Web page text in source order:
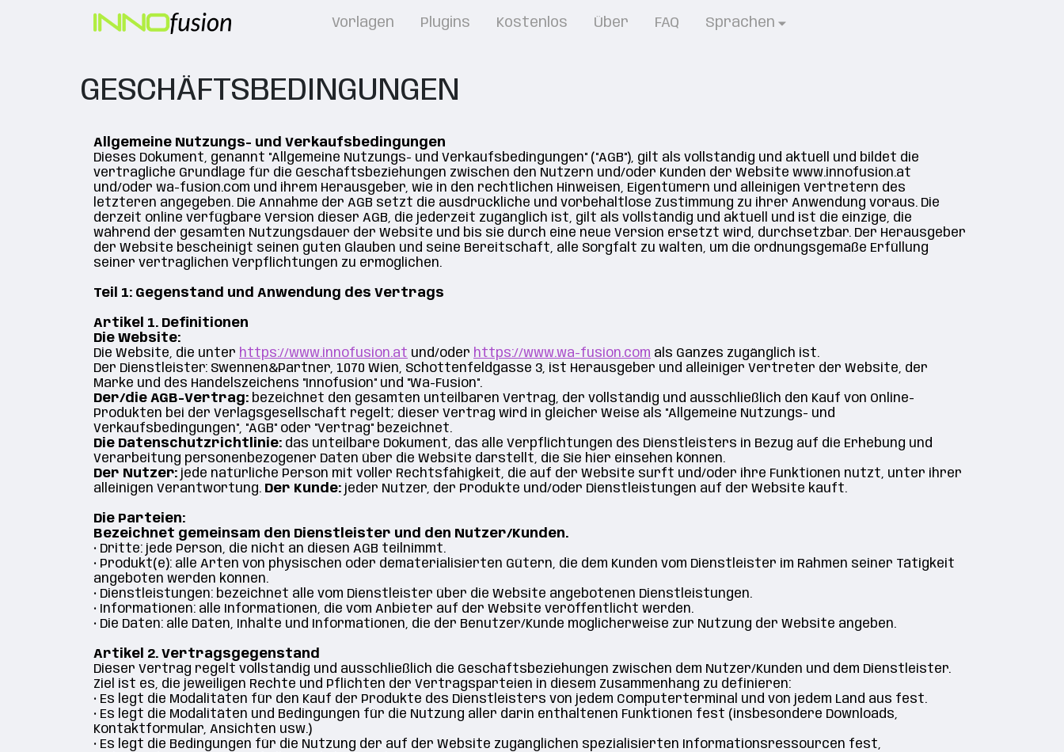
Vorlagen Plugins Kostenlos Über FAQ Sprachen
GESCHÄFTSBEDINGUNGEN
Allgemeine Nutzungs- und Verkaufsbedingungen
Dieses Dokument, genannt "Allgemeine Nutzungs- und Verkaufsbedingungen" ("AGB"), gilt als vollständig und aktuell und bildet die
vertragliche Grundlage für die Geschäftsbeziehungen zwischen den Nutzern und/oder Kunden der Website www.innofusion.at
und/oder wa-fusion.com und ihrem Herausgeber, wie in den rechtlichen Hinweisen, Eigentümern und alleinigen Vertretern des
letzteren angegeben. Die Annahme der AGB setzt die ausdrückliche und vorbehaltlose Zustimmung zu ihrer Anwendung voraus. Die
derzeit online verfügbare Version dieser AGB, die jederzeit zugänglich ist, gilt als vollständig und aktuell und ist die einzige, die
während der gesamten Nutzungsdauer der Website und bis sie durch eine neue Version ersetzt wird, durchsetzbar. Der Herausgeber
der Website bescheinigt seinen guten Glauben und seine Bereitschaft, alle Sorgfalt zu walten, um die ordnungsgemäße Erfüllung
seiner vertraglichen Verpflichtungen zu ermöglichen.
Teil 1: Gegenstand und Anwendung des Vertrags
Artikel 1. Definitionen
Die Website:
Die Website, die unter https://www.innofusion.at und/oder https://www.wa-fusion.com als Ganzes zugänglich ist.
Der Dienstleister: Swennen&Partner, 1070 Wien, Schottenfeldgasse 3, ist Herausgeber und alleiniger Vertreter der Website, der
Marke und des Handelszeichens "Innofusion" und "Wa-Fusion".
Der/die AGB-Vertrag: bezeichnet den gesamten unteilbaren Vertrag, der vollständig und ausschließlich den Kauf von Online-
Produkten bei der Verlagsgesellschaft regelt; dieser Vertrag wird in gleicher Weise als "Allgemeine Nutzungs- und
Verkaufsbedingungen", "AGB" oder "Vertrag" bezeichnet.
Die Datenschutzrichtlinie: das unteilbare Dokument, das alle Verpflichtungen des Dienstleisters in Bezug auf die Erhebung und
Verarbeitung personenbezogener Daten über die Website darstellt, die Sie hier einsehen können.
Der Nutzer: jede natürliche Person mit voller Rechtsfähigkeit, die auf der Website surft und/oder ihre Funktionen nutzt, unter ihrer
alleinigen Verantwortung. Der Kunde: jeder Nutzer, der Produkte und/oder Dienstleistungen auf der Website kauft.
Die Parteien:
Bezeichnet gemeinsam den Dienstleister und den Nutzer/Kunden.
• Dritte: jede Person, die nicht an diesen AGB teilnimmt.
• Produkt(e): alle Arten von physischen oder dematerialisierten Gütern, die dem Kunden vom Dienstleister im Rahmen seiner Tätigkeit
angeboten werden können.
• Dienstleistungen: bezeichnet alle vom Dienstleister über die Website angebotenen Dienstleistungen.
• Informationen: alle Informationen, die vom Anbieter auf der Website veröffentlicht werden.
• Die Daten: alle Daten, Inhalte und Informationen, die der Benutzer/Kunde möglicherweise zur Nutzung der Website angeben.
Artikel 2. Vertragsgegenstand
Dieser Vertrag regelt vollständig und ausschließlich die Geschäftsbeziehungen zwischen dem Nutzer/Kunden und dem Dienstleister.
Ziel ist es, die jeweiligen Rechte und Pflichten der Vertragsparteien in diesem Zusammenhang zu definieren:
• Es legt die Modalitäten für den Kauf der Produkte des Dienstleisters von jedem Computerterminal und von jedem Land aus fest.
• Es legt die Modalitäten und Bedingungen für die Nutzung aller darin enthaltenen Funktionen fest (insbesondere Downloads,
Kontaktformular, Ansichten usw.)
• Es legt die Bedingungen für die Nutzung der auf der Website zugänglichen spezialisierten Informationsressourcen fest,